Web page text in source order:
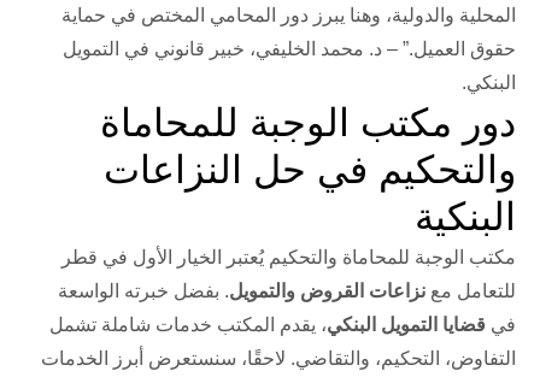
المحلية والدولية، وهنا يبرز دور المحامي المختص في حماية
حقوق العميل.” – د. محمد الخليفي، خبير قانوني في التمويل
البنكي.
دور مكتب الوجبة للمحاماة
والتحكيم في حل النزاعات
البنكية
مكتب الوجبة للمحاماة والتحكيم يُعتبر الخيار الأول في قطر
للتعامل مع نزاعات القروض والتمويل. بفضل خبرته الواسعة
في قضايا التمويل البنكي، يقدم المكتب خدمات شاملة تشمل
التفاوض، التحكيم، والتقاضي. لاحقًا، سنستعرض أبرز الخدمات